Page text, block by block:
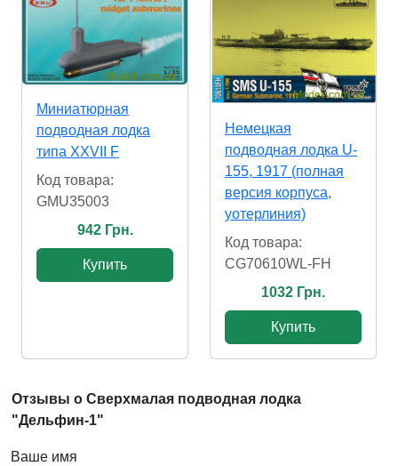
Миниатюрная
подводная лодка
типа XXVII F
Код товара:
GMU35003
942 Грн.
Купить
Немецкая
подводная лодка U-
155, 1917 (полная
версия корпуса,
уотерлиния)
Код товара:
CG70610WL-FH
1032 Грн.
Купить
Отзывы о Сверхмалая подводная лодка
"Дельфин-1"
Ваше имя